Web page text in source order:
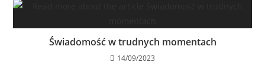
Świadomość w trudnych momentach
14/09/2023